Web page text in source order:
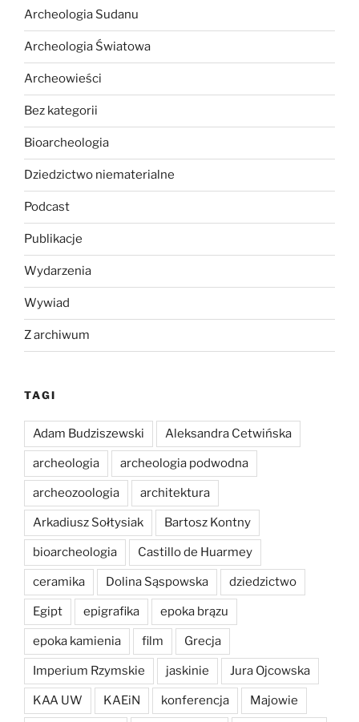
Archeologia Sudanu
Archeologia Światowa
Archeowieści
Bez kategorii
Bioarcheologia
Dziedzictwo niematerialne
Podcast
Publikacje
Wydarzenia
Wywiad
Z archiwum
TAGI
Adam Budziszewski Aleksandra Cetwińska
archeologia archeologia podwodna
archeozoologia architektura
Arkadiusz Sołtysiak Bartosz Kontny
bioarcheologia Castillo de Huarmey
ceramika Dolina Sąspowska dziedzictwo
Egipt epigrafika epoka brązu
epoka kamienia film Grecja
Imperium Rzymskie jaskinie Jura Ojcowska
KAA UW KAEiN konferencja Majowie